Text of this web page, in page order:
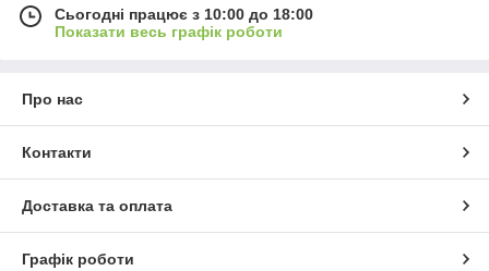
Сьогодні працює з 10:00 до 18:00
Показати весь графік роботи
Про нас
Контакти
Доставка та оплата
Графік роботи